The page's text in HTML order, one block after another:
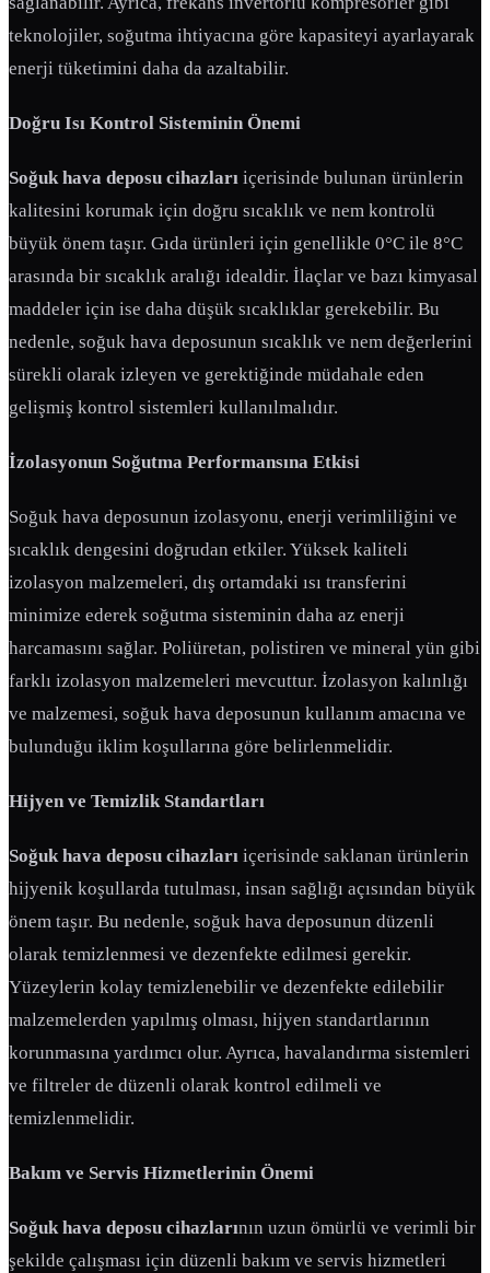
teknolojiler, soğutma ihtiyacına göre kapasiteyi ayarlayarak
enerji tüketimini daha da azaltabilir.
Doğru Isı Kontrol Sisteminin Önemi
Soğuk hava deposu cihazları içerisinde bulunan ürünlerin
kalitesini korumak için doğru sıcaklık ve nem kontrolü
büyük önem taşır. Gıda ürünleri için genellikle 0°C ile 8°C
arasında bir sıcaklık aralığı idealdir. İlaçlar ve bazı kimyasal
maddeler için ise daha düşük sıcaklıklar gerekebilir. Bu
nedenle, soğuk hava deposunun sıcaklık ve nem değerlerini
sürekli olarak izleyen ve gerektiğinde müdahale eden
gelişmiş kontrol sistemleri kullanılmalıdır.
İzolasyonun Soğutma Performansına Etkisi
Soğuk hava deposunun izolasyonu, enerji verimliliğini ve
sıcaklık dengesini doğrudan etkiler. Yüksek kaliteli
izolasyon malzemeleri, dış ortamdaki ısı transferini
minimize ederek soğutma sisteminin daha az enerji
harcamasını sağlar. Poliüretan, polistiren ve mineral yün gibi
farklı izolasyon malzemeleri mevcuttur. İzolasyon kalınlığı
ve malzemesi, soğuk hava deposunun kullanım amacına ve
bulunduğu iklim koşullarına göre belirlenmelidir.
Hijyen ve Temizlik Standartları
Soğuk hava deposu cihazları içerisinde saklanan ürünlerin
hijyenik koşullarda tutulması, insan sağlığı açısından büyük
önem taşır. Bu nedenle, soğuk hava deposunun düzenli
olarak temizlenmesi ve dezenfekte edilmesi gerekir.
Yüzeylerin kolay temizlenebilir ve dezenfekte edilebilir
malzemelerden yapılmış olması, hijyen standartlarının
korunmasına yardımcı olur. Ayrıca, havalandırma sistemleri
ve filtreler de düzenli olarak kontrol edilmeli ve
temizlenmelidir.
Bakım ve Servis Hizmetlerinin Önemi
Soğuk hava deposu cihazlarının uzun ömürlü ve verimli bir
şekilde çalışması için düzenli bakım ve servis hizmetleri